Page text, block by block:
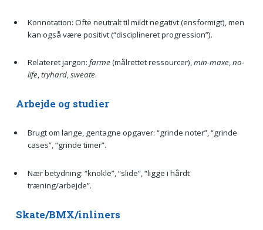
Konnotation: Ofte neutralt til mildt negativt (ensformigt), men
kan også være positivt (“disciplineret progression”).
Relateret jargon: farme(målrettet ressourcer),min-maxe,no-
life,tryhard,sweate.
Arbejde og studier
Brugt om lange, gentagne opgaver: “grinde noter”, “grinde
cases”, “grinde timer”.
Nær betydning: “knokle”, “slide”, “ligge i hårdt
træning/arbejde”.
Skate/BMX/inliners